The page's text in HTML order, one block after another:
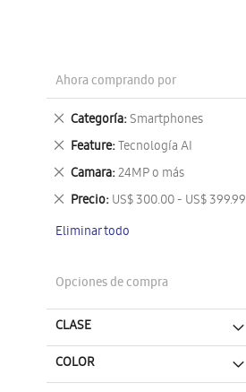
Ahora comprando por
Categoría Smartphones
Eliminar
este
artículo
Feature Tecnología AI
Eliminar
este
artículo
Camara 24MP o más
Eliminar
este
artículo
Precio US$ 300.00 - US$ 399.99
Eliminar
artículo
Eliminar todo
Opciones de compra
CLASE
COLOR